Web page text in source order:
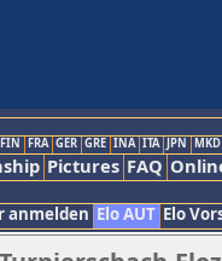
FIN FRA GER GRE INA ITA JPN MKD
Pictures FAQ
anmelden Elo AUT Elo